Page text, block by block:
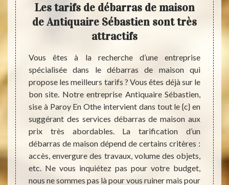
de
ses
à
pas
des
vos
des
Les tarifs de débarras de maison
de Antiquaire Sébastien sont très
attractifs
Vous êtes à la recherche d’une entreprise
spécialisée dans le débarras de maison qui
propose les meilleurs tarifs ? Vous êtes déjà sur le
bon site. Notre entreprise Antiquaire Sébastien,
sise à Paroy En Othe intervient dans tout le {c} en
suggérant des services débarras de maison aux
prix très abordables. La tarification d’un
débarras de maison dépend de certains critères :
accès, envergure des travaux, volume des objets,
etc. Ne vous inquiétez pas pour votre budget,
nous ne sommes pas là pour vous ruiner mais pour
Il